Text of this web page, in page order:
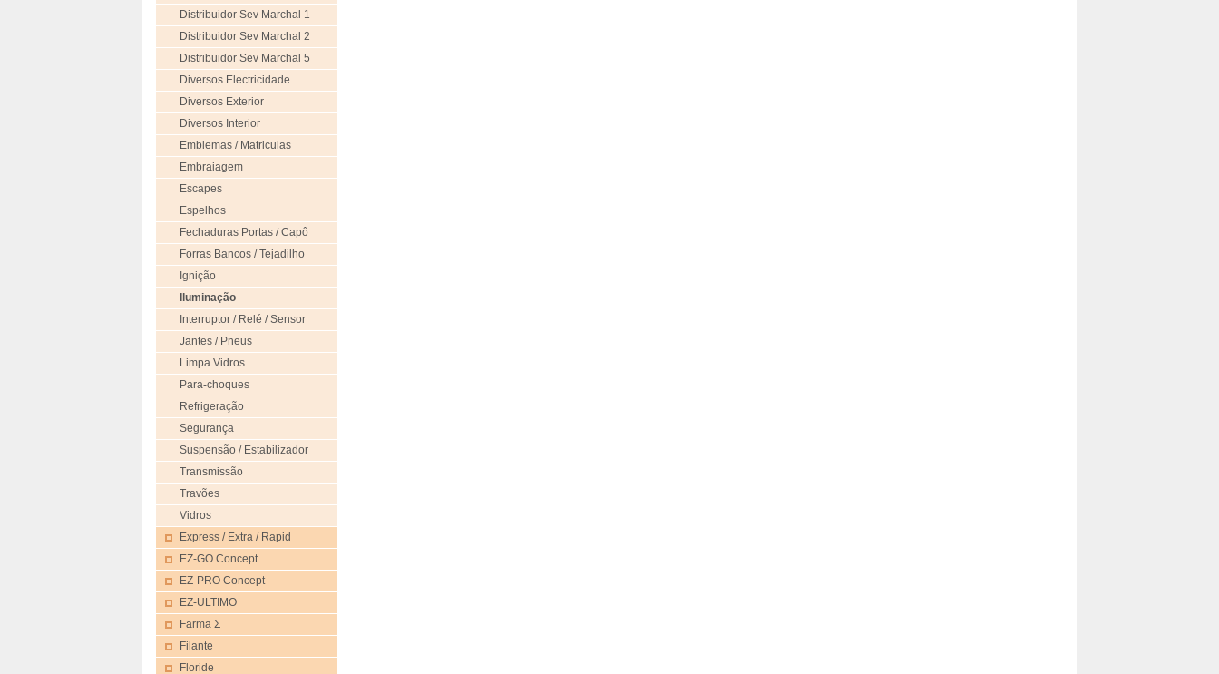
Distribuidor Sev Marchal 1
Distribuidor Sev Marchal 2
Distribuidor Sev Marchal 5
Diversos Electricidade
Diversos Exterior
Diversos Interior
Emblemas / Matriculas
Embraiagem
Escapes
Espelhos
Fechaduras Portas / Capô
Forras Bancos / Tejadilho
Ignição
Iluminação
Interruptor / Relé / Sensor
Jantes / Pneus
Limpa Vidros
Para-choques
Refrigeração
Segurança
Suspensão / Estabilizador
Transmissão
Travões
Vidros
Express / Extra / Rapid
EZ-GO Concept
EZ-PRO Concept
EZ-ULTIMO
Farma Σ
Filante
Floride